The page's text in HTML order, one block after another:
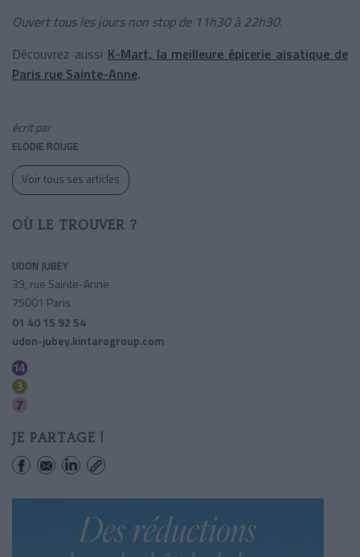
Ouvert tous les jours non stop de 11h30 à 22h30.
Découvrez aussi K-Mart, la meilleure épicerie aisatique de
Paris rue Sainte-Anne.
écrit par
ELODIE ROUGE
Voir tous ses articles
OÙ LE TROUVER ?
UDON JUBEY
39, rue Sainte-Anne
75001 Paris
01 40 15 92 54
udon-jubey.kintarogroup.com
JE PARTAGE !